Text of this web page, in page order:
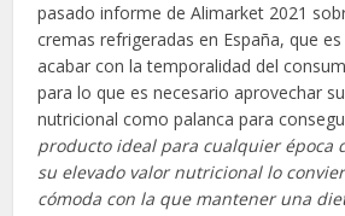
pasado informe de Alimarket 2021
cremas refrigeradas en España, que
acabar con la temporalidad del
para lo que es necesario aprovechar
nutricional como palanca para
producto ideal para cualquier época
su elevado valor nutricional lo
cómoda con la que mantener una